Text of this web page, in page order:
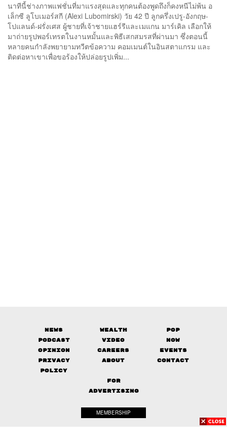
นาทีนี้ช่างภาพแฟชั่นที่มาแรงสุดและทุกคนต้องพูดถึงก็คงหนีไม่พ้น อ
เล็กซี ลูโบเมอร์สกี (Alexi Lubomirski) วัย 42 ปี ลูกครึ่งเปรู-อังกฤษ-
โปแลนด์-ฝรั่งเศส ผู้ชายที่เจ้าชายแฮร์รีและเมแกน มาร์เคิล เลือกให้
มาถ่ายรูปพอร์เทรตในงานหมั้นและพิธีเสกสมรสที่ผ่านมา ซึ่งตอนนี้
หลายคนกำลังพยายามทวีตข้อความ คอมเมนต์ในอินสตาแกรม และ
ติดต่อหาเขาเพื่อขอร้องให้ปล่อยรูปเพิ่ม...
News Wealth
Pop
Podcast
Video
Now
Opinion
Careers
Events
Privacy
Policy
About Contact
FOR
ADVERTISING
MEMBERSHIP